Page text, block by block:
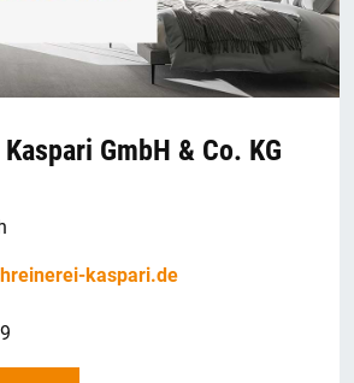
GmbH & Co. KG
kaspari.de